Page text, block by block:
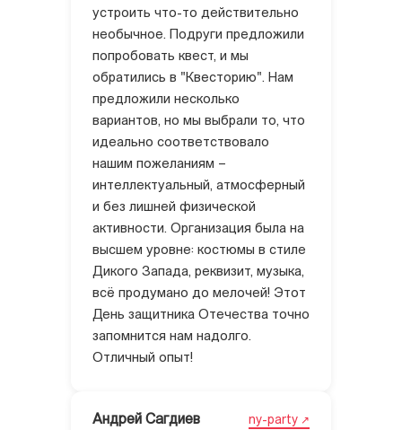
устроить что-то действительно
необычное. Подруги предложили
попробовать квест, и мы
обратились в "Квесторию". Нам
предложили несколько
вариантов, но мы выбрали то, что
идеально соответствовало
нашим пожеланиям –
интеллектуальный, атмосферный
и без лишней физической
активности. Организация была на
высшем уровне: костюмы в стиле
Дикого Запада, реквизит, музыка,
всё продумано до мелочей! Этот
День защитника Отечества точно
запомнится нам надолго.
Отличный опыт!
Андрей Сагдиев ny-party